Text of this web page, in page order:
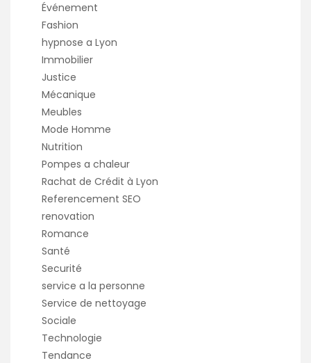
Événement
Fashion
hypnose a Lyon
Immobilier
Justice
Mécanique
Meubles
Mode Homme
Nutrition
Pompes a chaleur
Rachat de Crédit à Lyon
Referencement SEO
renovation
Romance
Santé
Securité
service a la personne
Service de nettoyage
Sociale
Technologie
Tendance